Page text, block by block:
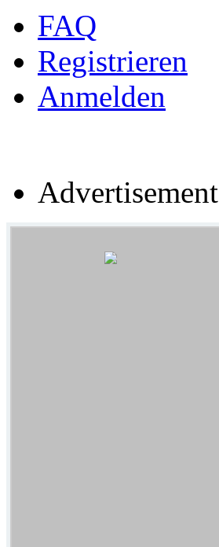
FAQ
Registrieren
Anmelden
Advertisement